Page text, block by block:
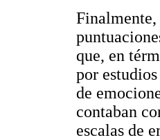
Finalmente,
que, en
por
de
contaban
escalas de